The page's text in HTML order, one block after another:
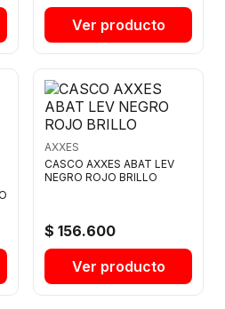
Ver producto
AXXES
CASCO AXXES ABAT LEV
NEGRO ROJO BRILLO
$ 156.600
Ver producto